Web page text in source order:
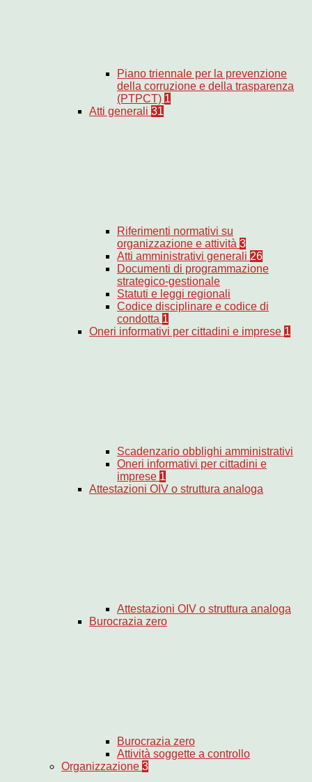
Piano triennale per la prevenzione
della corruzione e della trasparenza
(PTPCT) 1
Atti generali 31
Riferimenti normativi su
organizzazione e attività 3
Atti amministrativi generali 26
Documenti di programmazione
strategico-gestionale
Statuti e leggi regionali
Codice disciplinare e codice di
condotta 1
Oneri informativi per cittadini e imprese 1
Scadenzario obblighi amministrativi
Oneri informativi per cittadini e
imprese 1
Attestazioni OIV o struttura analoga
Attestazioni OIV o struttura analoga
Burocrazia zero
Burocrazia zero
Attività soggette a controllo
Organizzazione 3